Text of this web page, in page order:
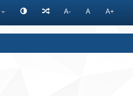
A- A A+